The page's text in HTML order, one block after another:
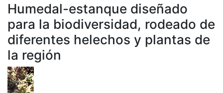
Humedal-estanque diseñado
para la biodiversidad, rodeado de
diferentes helechos y plantas de
la región